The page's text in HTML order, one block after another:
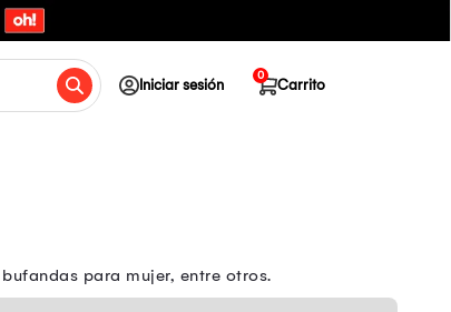
Iniciar sesión Carrito
0
para mujer, entre otros.